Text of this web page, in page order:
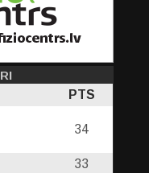
PTS
34
33